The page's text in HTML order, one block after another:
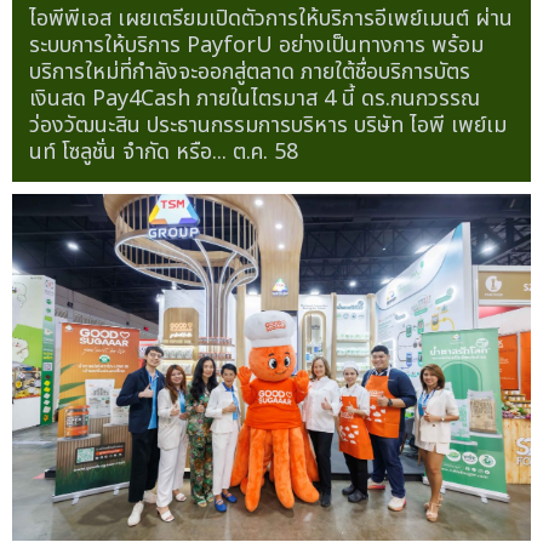
ไอพีพีเอส เผยเตรียมเปิดตัวการให้บริการอีเพย์เมนต์ ผ่าน
ระบบการให้บริการ PayforU อย่างเป็นทางการ พร้อม
บริการใหม่ที่กำลังจะออกสู่ตลาด ภายใต้ชื่อบริการบัตร
เงินสด Pay4Cash ภายในไตรมาส 4 นี้ ดร.กนกวรรณ
ว่องวัฒนะสิน ประธานกรรมการบริหาร บริษัท ไอพี เพย์เม
นท์ โซลูชั่น จำกัด หรือ... ต.ค. 58